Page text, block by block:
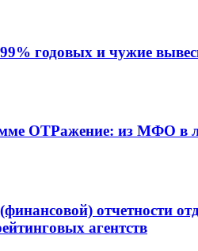
годовых и чужие
ОТРажение: из МФО
отчетности
агентств